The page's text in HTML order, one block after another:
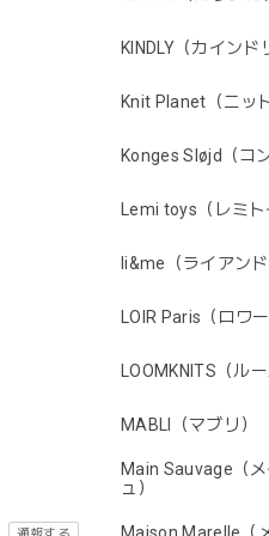
KINDLY（カインド
Knit Planet（ニッ
Konges Sløjd（コ
Lemi toys（レミト
li&me（ライアンド
LOIR Paris（ロワ
LOOMKNITS（ル
MABLI（マブリ）
Main Sauvage（
ュ）